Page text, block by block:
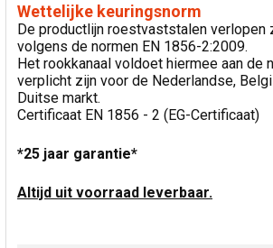
Wettelijke keuringsnorm
De productlijn roestvaststalen verlopen
volgens de normen EN 1856-2:2009.
Het rookkanaal voldoet hiermee aan de
verplicht zijn voor de Nederlandse,
Duitse markt.
Certificaat EN 1856 - 2 (EG-Certificaat)
*25 jaar garantie*
Altijd uit voorraad leverbaar.